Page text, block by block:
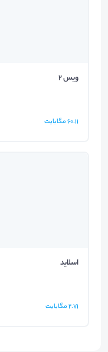
ویس 2
60.11مگابایت
اسلاید
2.71مگابایت